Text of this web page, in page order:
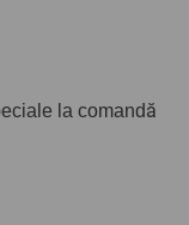
la comandă